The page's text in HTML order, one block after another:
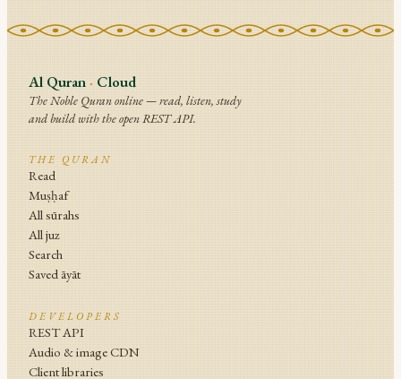
Al Quran · Cloud
The Noble Quran online — read, listen, study
and build with the open REST API.
THE QURAN
Read
Muṣḥaf
All sūrahs
All juz
Search
Saved āyāt
DEVELOPERS
REST API
Audio & image CDN
Client libraries